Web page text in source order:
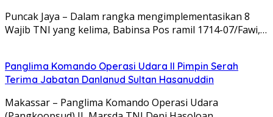
Puncak Jaya – Dalam rangka mengimplementasikan 8
Wajib TNI yang kelima, Babinsa Pos ramil 1714-07/Fawi,…
Panglima Komando Operasi Udara II Pimpin Serah
Terima Jabatan Danlanud Sultan Hasanuddin
Makassar – Panglima Komando Operasi Udara